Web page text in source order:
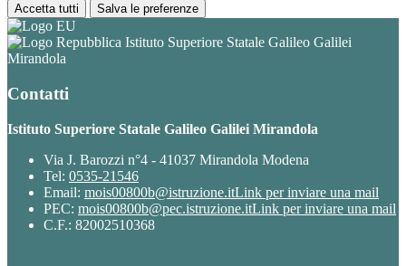
Accetta tutti Salva le preferenze
Istituto Superiore Statale Galileo Galilei
Mirandola
Contatti
Istituto Superiore Statale Galileo Galilei Mirandola
Via J. Barozzi n°4 - 41037 Mirandola Modena
Tel: 0535-21546
Email: mois00800b@istruzione.itLink per inviare una mail
PEC: mois00800b@pec.istruzione.itLink per inviare una mail
C.F.: 82002510368